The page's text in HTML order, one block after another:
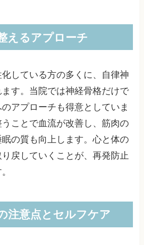
えるアプローチ
している方の多くに、自律神
す。当院では神経骨格だけで
アプローチも得意としていま
ことで血流が改善し、筋肉の
の質も向上します。心と体の
戻していくことが、再発防止
注意点とセルフケア